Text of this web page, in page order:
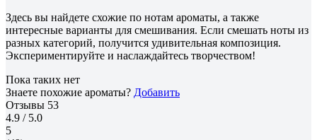
Здесь вы найдете схожие по нотам ароматы, а также
интересные варианты для смешивания. Если смешать ноты из
разных категорий, получится удивительная композиция.
Экспериментируйте и наслаждайтесь творчеством!
Пока таких нет
Знаете похожие ароматы? Добавить
Отзывы 53
4.9 / 5.0
5